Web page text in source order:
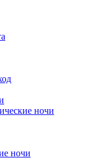
ночи
ночи